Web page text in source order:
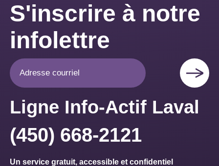
S'inscrire à notre
infolettre
Ligne Info-Actif Laval
(450) 668-2121
Un service gratuit, accessible et confidentiel